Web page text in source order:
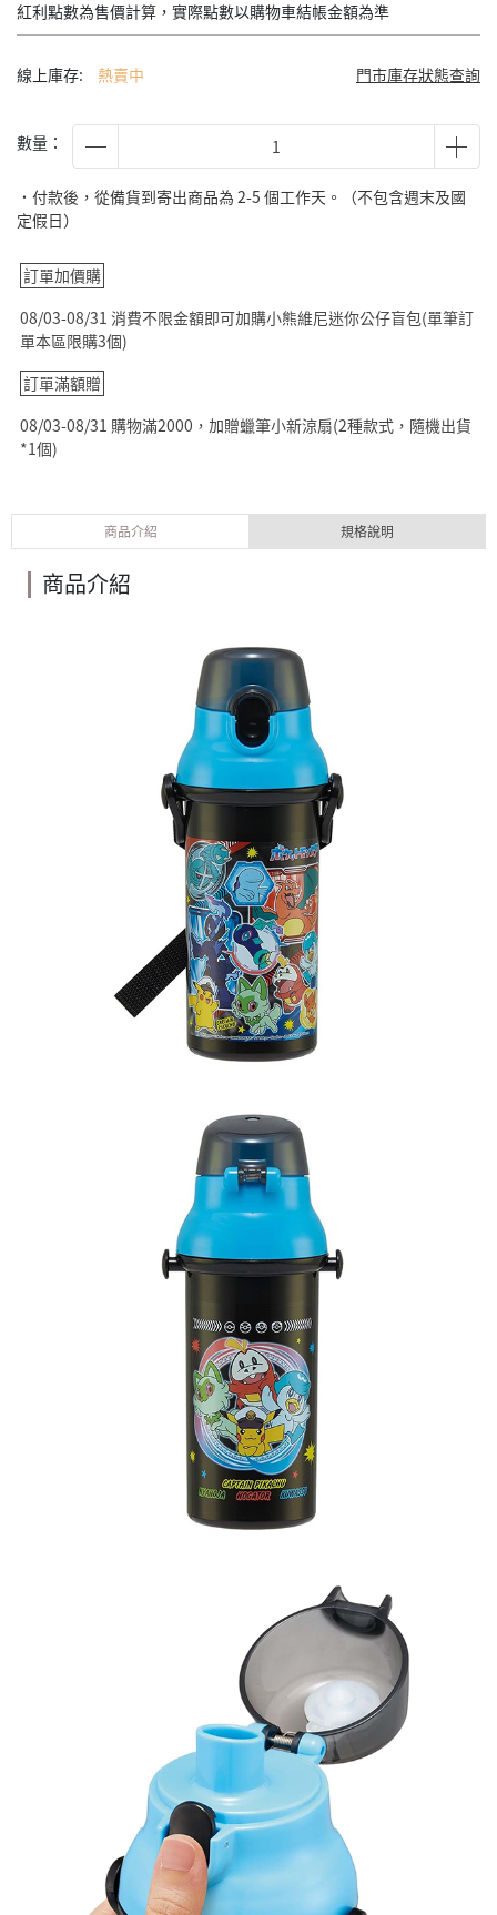
紅利點數為售價計算，實際點數以購物車結帳金額為準
線上庫存: 熱賣中 門市庫存狀態查詢
數量：
˙付款後，從備貨到寄出商品為 2-5 個工作天。（不包含週末及國
定假日）
訂單加價購
08/03-08/31 消費不限金額即可加購小熊維尼迷你公仔盲包(單筆訂
單本區限購3個)
訂單滿額贈
08/03-08/31 購物滿2000，加贈蠟筆小新涼扇(2種款式，隨機出貨
*1個)
商品介紹 規格說明
商品介紹